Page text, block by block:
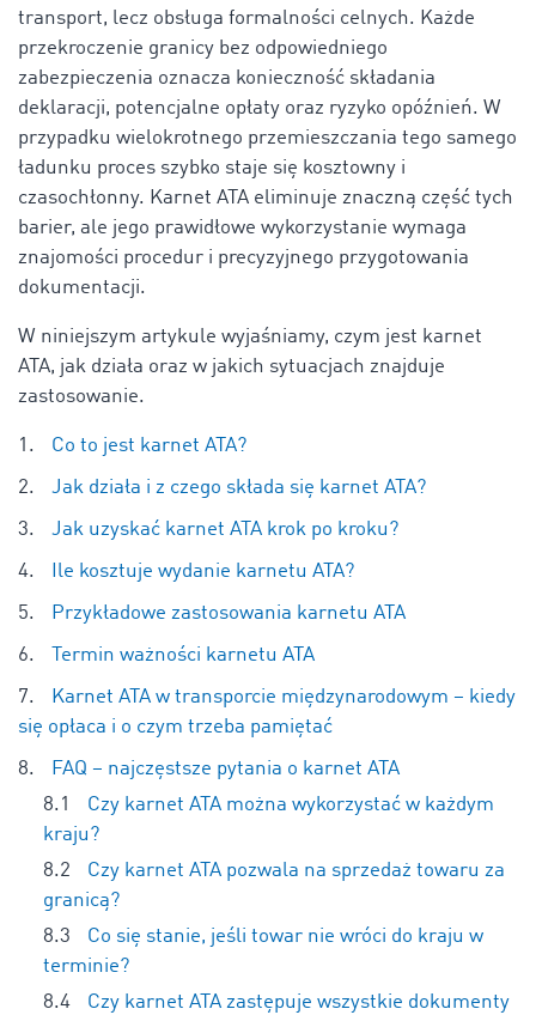
transport, lecz obsługa formalności celnych. Każde
przekroczenie granicy bez odpowiedniego
zabezpieczenia oznacza konieczność składania
deklaracji, potencjalne opłaty oraz ryzyko opóźnień. W
przypadku wielokrotnego przemieszczania tego samego
ładunku proces szybko staje się kosztowny i
czasochłonny. Karnet ATA eliminuje znaczną część tych
barier, ale jego prawidłowe wykorzystanie wymaga
znajomości procedur i precyzyjnego przygotowania
dokumentacji.
W niniejszym artykule wyjaśniamy, czym jest karnet
ATA, jak działa oraz w jakich sytuacjach znajduje
zastosowanie.
Co to jest karnet ATA?
Jak działa i z czego składa się karnet ATA?
Jak uzyskać karnet ATA krok po kroku?
Ile kosztuje wydanie karnetu ATA?
Przykładowe zastosowania karnetu ATA
Termin ważności karnetu ATA
Karnet ATA w transporcie międzynarodowym – kiedy
się opłaca i o czym trzeba pamiętać
FAQ – najczęstsze pytania o karnet ATA
Czy karnet ATA można wykorzystać w każdym
kraju?
Czy karnet ATA pozwala na sprzedaż towaru za
granicą?
Co się stanie, jeśli towar nie wróci do kraju w
terminie?
Czy karnet ATA zastępuje wszystkie dokumenty